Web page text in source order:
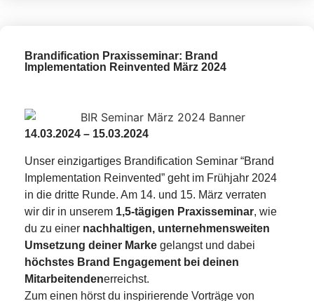
Brandification Praxisseminar: Brand
Implementation Reinvented März 2024
14.03.2024 – 15.03.2024
Unser einzigartiges Brandification Seminar “Brand
Implementation Reinvented” geht im Frühjahr 2024
in die dritte Runde. Am 14. und 15. März verraten
wir dir in unserem 1,5-tägigen Praxisseminar, wie
du zu einer nachhaltigen, unternehmensweiten
Umsetzung deiner Marke gelangst und dabei
höchstes Brand Engagement bei deinen
Mitarbeitendenerreichst.
Zum einen hörst du inspirierende Vorträge von